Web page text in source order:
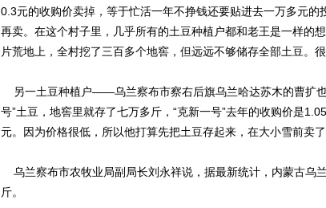
0.3元的收购价卖掉，等于忙活一年不挣钱还要贴进去一万多元的
再卖。在这个村子里，几乎所有的土豆种植户都和老王是一样的
片荒地上，全村挖了三百多个地窖，但远远不够储存全部土豆。
另一土豆种植户——乌兰察布市察右后旗乌兰哈达苏木的曹扩
号”土豆，地窖里就存了七万多斤，“克新一号”去年的收购价是
元。因为价格很低，所以他打算先把土豆存起来，在大小雪前卖了
乌兰察布市农牧业局副局长刘永祥说，据最新统计，内蒙古乌
斤。